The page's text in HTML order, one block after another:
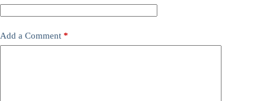
Add a Comment *